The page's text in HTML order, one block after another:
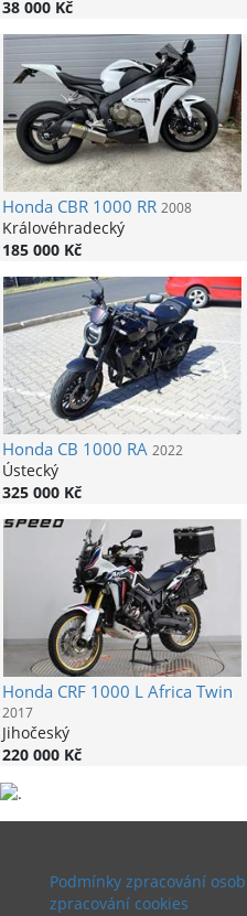
38 000 Kč
HondaCBR 1000 RR 2008
Královéhradecký
185 000 Kč
HondaCB 1000 RA 2022
Ústecký
325 000 Kč
HondaCRF 1000 L Africa Twin
2017
Jihočeský
220 000 Kč
Podmínky zpracování
zpracování cookies